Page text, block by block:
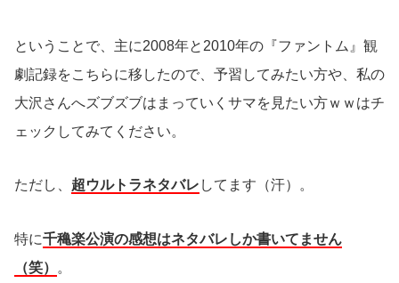
ということで、主に2008年と2010年の『ファントム』観
劇記録をこちらに移したので、予習してみたい方や、私の
大沢さんへズブズブはまっていくサマを見たい方ｗｗはチ
ェックしてみてください。
ただし、 超ウルトラネタバレ してます（汗）。
特に千穐楽公演の感想はネタバレしか書いてません
（笑）
。